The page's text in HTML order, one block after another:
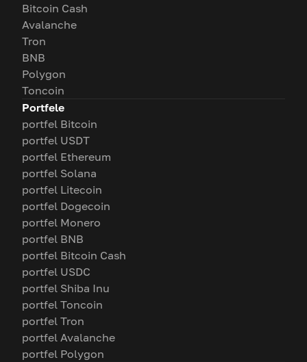
Bitcoin Cash
Avalanche
Tron
BNB
Polygon
Toncoin
Portfele
portfel Bitcoin
portfel USDT
portfel Ethereum
portfel Solana
portfel Litecoin
portfel Dogecoin
portfel Monero
portfel BNB
portfel Bitcoin Cash
portfel USDC
portfel Shiba Inu
portfel Toncoin
portfel Tron
portfel Avalanche
portfel Polygon